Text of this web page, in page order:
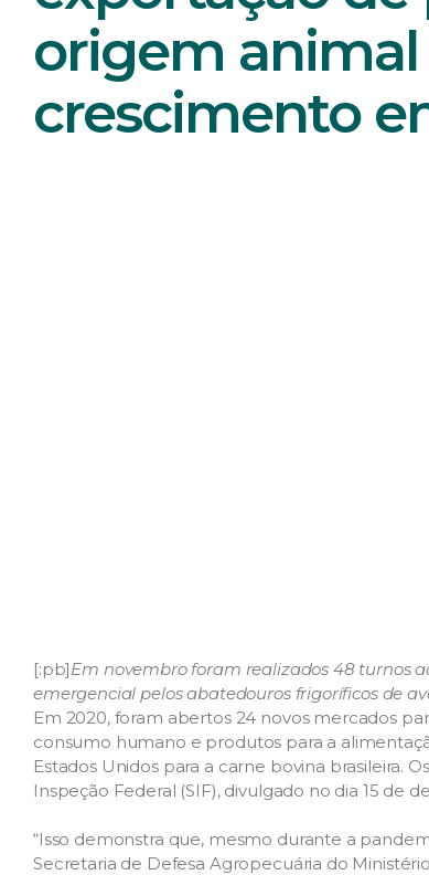
origem
crescimento
[:pb]Em novembro foram realizados 48 turnos
emergencial pelos abatedouros frigoríficos de
Em 2020, foram abertos 24 novos mercados
consumo humano e produtos para a
Estados Unidos para a carne bovina brasileira.
Inspeção Federal (SIF), divulgado no dia 15 de
“Isso demonstra que, mesmo durante a
Secretaria de Defesa Agropecuária do